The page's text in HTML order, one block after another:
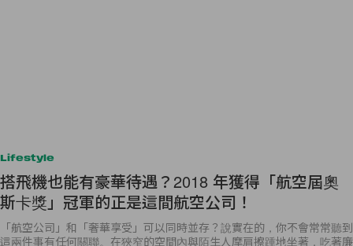
Lifestyle
搭飛機也能有豪華待遇？2018 年獲得「航空屆奧
斯卡獎」冠軍的正是這間航空公司！
「航空公司」和「奢華享受」可以同時並存？說實在的，你不會常常聽到
這兩件事有任何關聯。在狹窄的空間內與陌生人摩肩擦踵地坐著，吃著廉